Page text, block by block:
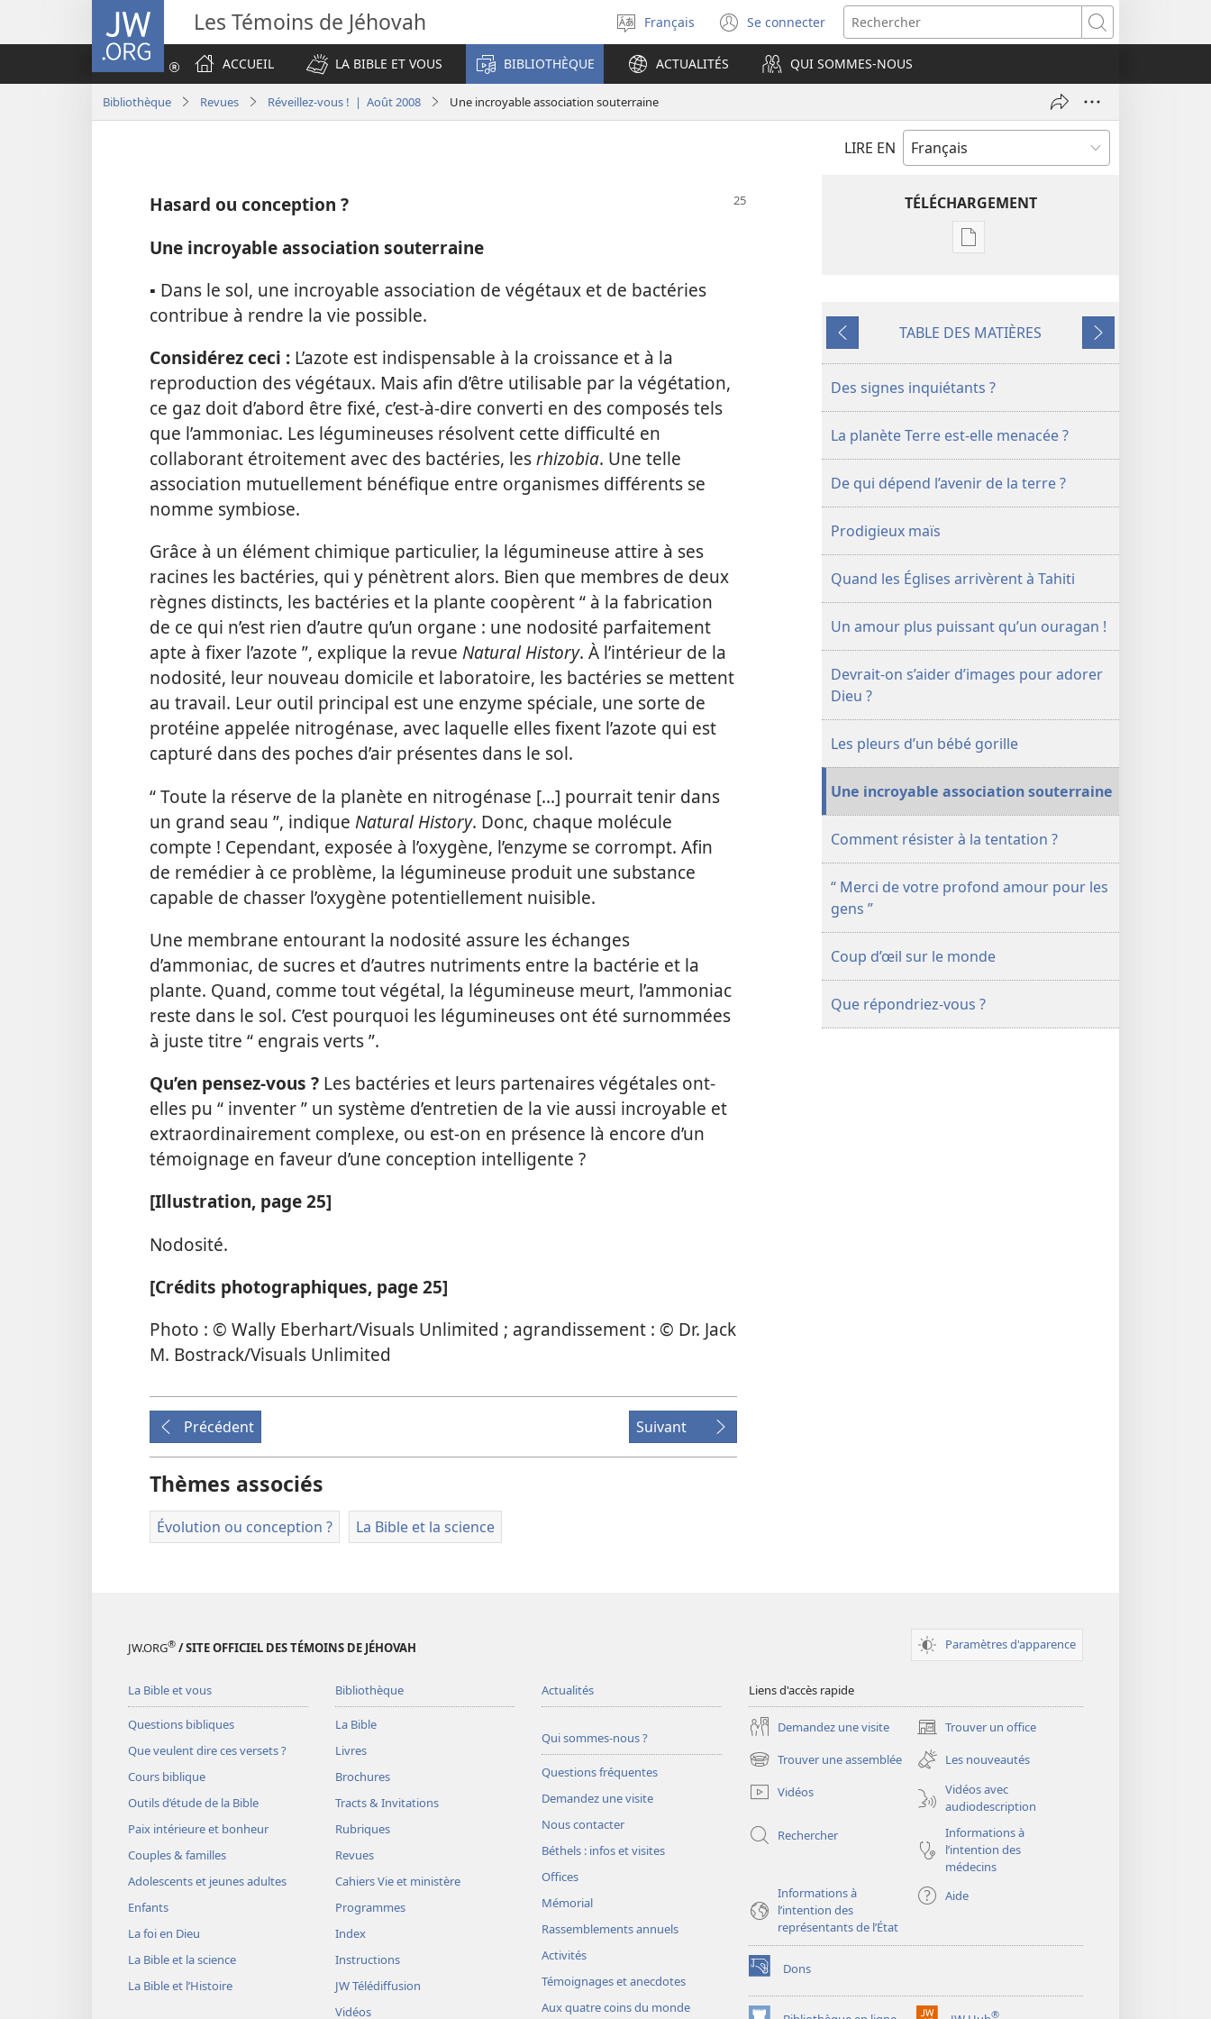
JW.ORG Les Témoins de Jéhovah
Sélectionner
la
langue
Français Se connecter
(ouvre
une
nouvelle
fenêtre)
Rechercher
ACCUEIL
LA BIBLE ET VOUS BIBLIOTHÈQUE ACTUALITÉS QUI SOMMES-NOUS
Bibliothèque Revues Réveillez-vous ! | Août 2008 Une incroyable association souterraine
LIRE EN
Hasard ou conception ?
Une incroyable association souterraine
▪ Dans le sol, une incroyable association de végétaux et de bactéries
contribue à rendre la vie possible.
Considérez ceci : L’azote est indispensable à la croissance et à la
reproduction des végétaux. Mais afin d’être utilisable par la végétation,
ce gaz doit d’abord être fixé, c’est-à-dire converti en des composés tels
que l’ammoniac. Les légumineuses résolvent cette difficulté en
collaborant étroitement avec des bactéries, lesrhizobia. Une telle
association mutuellement bénéfique entre organismes différents se
nomme symbiose.
Grâce à un élément chimique particulier, la légumineuse attire à ses
racines les bactéries, qui y pénètrent alors. Bien que membres de deux
règnes distincts, les bactéries et la plante coopèrent “ à la fabrication
de ce qui n’est rien d’autre qu’un organe : une nodosité parfaitement
apte à fixer l’azote ”, explique la revue Natural History. À l’intérieur de la
nodosité, leur nouveau domicile et laboratoire, les bactéries se mettent
au travail. Leur outil principal est une enzyme spéciale, une sorte de
protéine appelée nitrogénase, avec laquelle elles fixent l’azote qui est
capturé dans des poches d’air présentes dans le sol.
“ Toute la réserve de la planète en nitrogénase [...] pourrait tenir dans
un grand seau ”, indique Natural History. Donc, chaque molécule
compte ! Cependant, exposée à l’oxygène, l’enzyme se corrompt. Afin
de remédier à ce problème, la légumineuse produit une substance
capable de chasser l’oxygène potentiellement nuisible.
Une membrane entourant la nodosité assure les échanges
d’ammoniac, de sucres et d’autres nutriments entre la bactérie et la
plante. Quand, comme tout végétal, la légumineuse meurt, l’ammoniac
reste dans le sol. C’est pourquoi les légumineuses ont été surnommées
à juste titre “ engrais verts ”.
Qu’en pensez-​vous ? Les bactéries et leurs partenaires végétales ont-​
elles pu “ inventer ” un système d’entretien de la vie aussi incroyable et
extraordinairement complexe, ou est-​on en présence là encore d’un
témoignage en faveur d’une conception intelligente ?
[Illustration, page 25]
Nodosité.
[Crédits photographiques, page 25]
Photo : © Wally Eberhart/Visuals Unlimited ; agrandissement : © Dr. Jack
M. Bostrack/Visuals Unlimited
Précédent Suivant
Thèmes associés
Évolution ou conception ? La Bible et la science
TÉLÉCHARGEMENT
Options
publications
RÉVEILLEZ-
VOUS !
2008
Précédent
TABLE DES MATIÈRES
Suivant
Des signes inquiétants ?
La planète Terre est-elle menacée ?
De qui dépend l’avenir de la terre ?
Prodigieux maïs
Quand les Églises arrivèrent à Tahiti
Un amour plus puissant qu’un ouragan !
Devrait-on s’aider d’images pour adorer
Dieu ?
Les pleurs d’un bébé gorille
Une incroyable association souterraine
Comment résister à la tentation ?
“ Merci de votre profond amour pour les
gens ”
Coup d’œil sur le monde
Que répondriez-vous ?
JW.ORG® / SITE OFFICIEL DES TÉMOINS DE JÉHOVAH Paramètres d'apparence
La Bible et vous
Questions bibliques
Que veulent dire ces versets ?
Cours biblique
Outils d’étude de la Bible
Paix intérieure et bonheur
Couples & familles
Adolescents et jeunes adultes
Enfants
La foi en Dieu
La Bible et la science
La Bible et l’Histoire
Bibliothèque
La Bible
Livres
Brochures
Tracts & Invitations
Rubriques
Revues
Cahiers Vie et ministère
Programmes
Index
Instructions
JW Télédiffusion
Vidéos
Actualités
Qui sommes-nous ?
Questions fréquentes
Demandez une visite
Nous contacter
Béthels : infos et visites
Offices
Mémorial
Rassemblements annuels
Activités
Témoignages et anecdotes
Aux quatre coins du monde
Liens d'accès rapide
Demandez une visite Trouver un office
(ouvre
une
nouvelle
fenêtre)
Trouver une assemblée
(ouvre
une
nouvelle
Les nouveautés
Vidéos
Vidéos avec
audiodescription
Rechercher
Informations à
l’intention des
médecins
Informations à
l’intention des
représentants de l’État
Aide
Dons
(ouvre
une
nouvelle
®